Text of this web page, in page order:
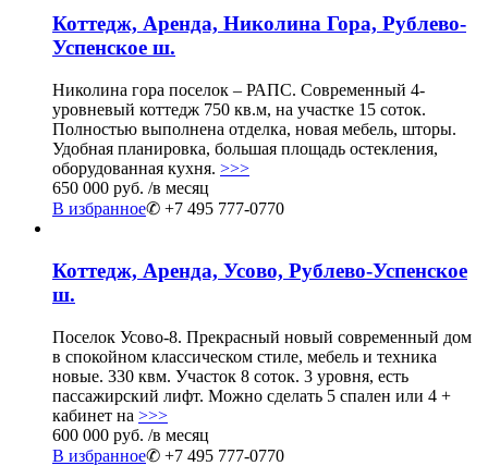
Коттедж, Аренда, Николина Гора, Рублево-
Успенское ш.
Николина гора поселок – РАПС. Современный 4-
уровневый коттедж 750 кв.м, на участке 15 соток.
Полностью выполнена отделка, новая мебель, шторы.
Удобная планировка, большая площадь остекления,
оборудованная кухня. >>>
650 000 руб. /в месяц
В избранное✆ +7 495 777-0770
Коттедж, Аренда, Усово, Рублево-Успенское
ш.
Поселок Усово-8. Прекрасный новый современный дом
в спокойном классическом стиле, мебель и техника
новые. 330 квм. Участок 8 соток. 3 уровня, есть
пассажирский лифт. Можно сделать 5 спален или 4 +
кабинет на >>>
600 000 руб. /в месяц
В избранное✆ +7 495 777-0770